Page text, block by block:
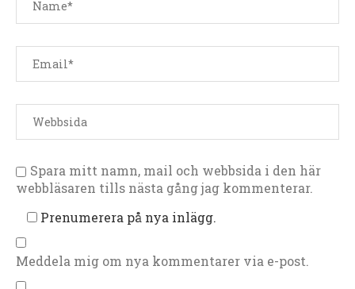
Spara mitt namn, mail och webbsida i den här
webbläsaren tills nästa gång jag kommenterar.
Prenumerera på nya inlägg.
Meddela mig om nya kommentarer via e-post.